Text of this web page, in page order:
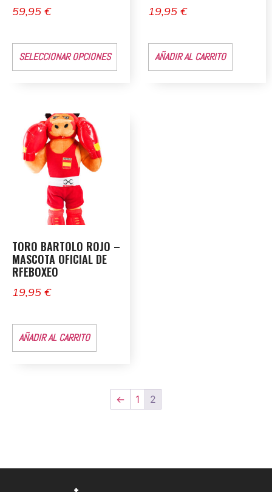
59,95 €
SELECCIONAR OPCIONES
19,95 €
AÑADIR AL CARRITO
TORO BARTOLO ROJO –
MASCOTA OFICIAL DE
RFEBOXEO
19,95 €
AÑADIR AL CARRITO
← 1 2